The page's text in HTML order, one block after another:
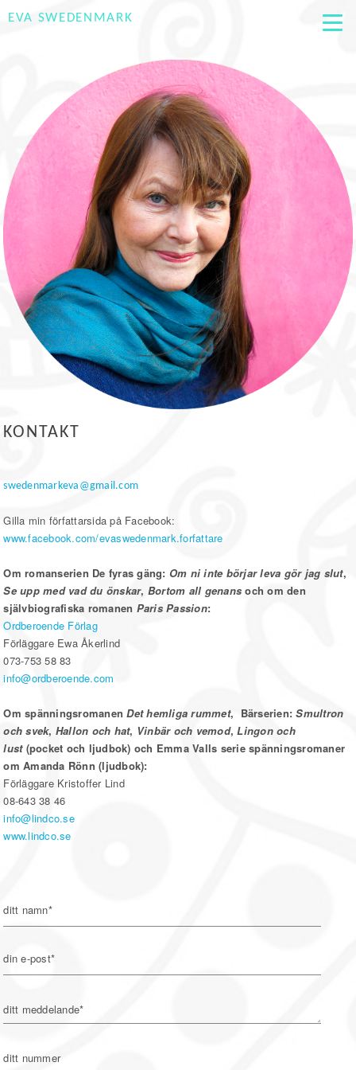
EVA SWEDENMARK
KONTAKT
swedenmarkeva@gmail.com
Gilla min författarsida på Facebook:
www.facebook.com/evaswedenmark.forfattare
Om romanserien De fyras gäng: Om ni inte börjar leva gör jag slut,
Se upp med vad du önskar, Bortom all genans och om den
självbiografiska romanen Paris Passion:
Ordberoende Förlag
Förläggare Ewa Åkerlind
073-753 58 83
info@ordberoende.com
Om spänningsromanenDet hemliga rummet, Bärserien:Smultron
och svek, Hallon och hat, Vinbär och vemod,Lingon och
lust(pocket och ljudbok) och Emma Valls serie spänningsromaner
om Amanda Rönn (ljudbok):
Förläggare Kristoffer Lind
08-643 38 46
info@lindco.se
www.lindco.se
ditt namn*
din e-post*
ditt meddelande*
ditt nummer